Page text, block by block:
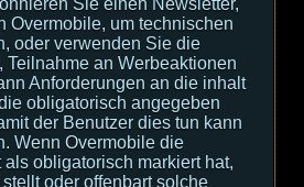
Sie einen Newsletter,
Overmobile, um technischen
oder verwenden Sie die
Teilnahme an Werbeaktionen
Anforderungen an die inhalt
obligatorisch angegeben
der Benutzer dies tun kann
Wenn Overmobile die
als obligatorisch markiert hat,
oder offenbart solche